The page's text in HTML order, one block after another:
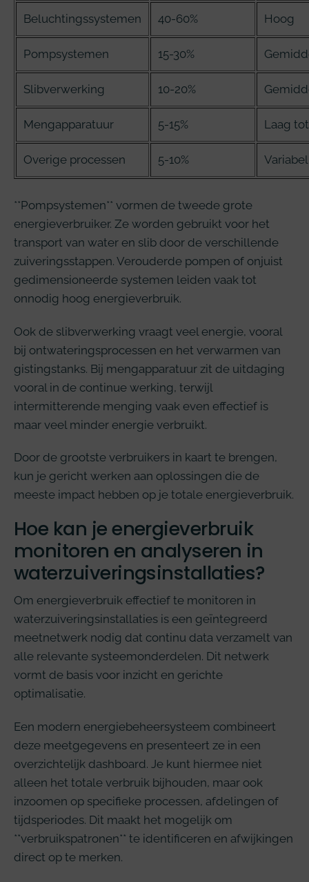
Beluchtingssystemen 40-60% Hoog
Pompsystemen 15-30%
Slibverwerking 10-20%
Mengapparatuur 5-15% Laag
Overige processen 5-10% Variabel
**Pompsystemen** vormen de tweede grote
energieverbruiker. Ze worden gebruikt voor het
transport van water en slib door de verschillende
zuiveringsstappen. Verouderde pompen of onjuist
gedimensioneerde systemen leiden vaak tot
onnodig hoog energieverbruik.
Ook de slibverwerking vraagt veel energie, vooral
bij ontwateringsprocessen en het verwarmen van
gistingstanks. Bij mengapparatuur zit de uitdaging
vooral in de continue werking, terwijl
intermitterende menging vaak even effectief is
maar veel minder energie verbruikt.
Door de grootste verbruikers in kaart te brengen,
kun je gericht werken aan oplossingen die de
meeste impact hebben op je totale energieverbruik.
Hoe kan je energieverbruik
monitoren en analyseren in
waterzuiveringsinstallaties?
Om energieverbruik effectief te monitoren in
waterzuiveringsinstallaties is een geïntegreerd
meetnetwerk nodig dat continu data verzamelt van
alle relevante systeemonderdelen. Dit netwerk
vormt de basis voor inzicht en gerichte
optimalisatie.
Een modern energiebeheersysteem combineert
deze meetgegevens en presenteert ze in een
overzichtelijk dashboard. Je kunt hiermee niet
alleen het totale verbruik bijhouden, maar ook
inzoomen op specifieke processen, afdelingen of
tijdsperiodes. Dit maakt het mogelijk om
**verbruikspatronen** te identificeren en afwijkingen
direct op te merken.